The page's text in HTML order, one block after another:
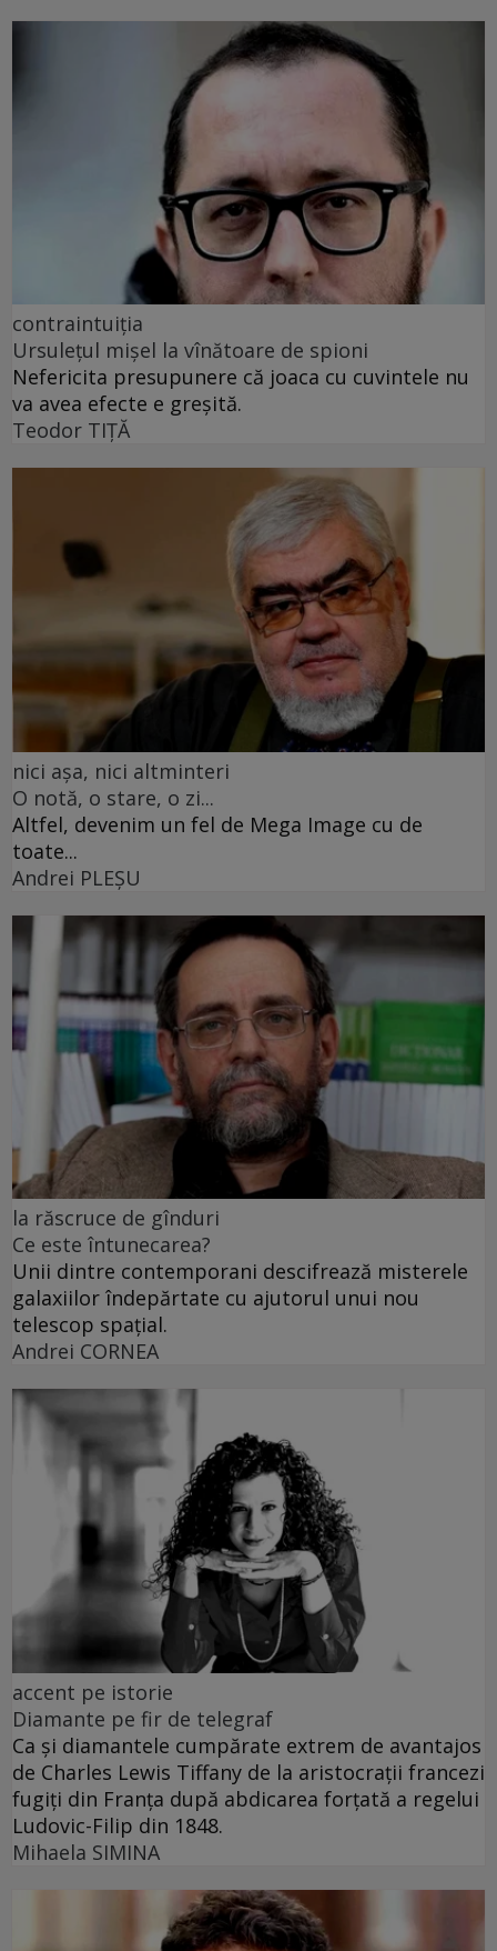
contraintuiția
Ursulețul mișel la vînătoare de spioni
Nefericita presupunere că joaca cu cuvintele nu
va avea efecte e greșită.
Teodor TIŢĂ
nici așa, nici altminteri
O notă, o stare, o zi...
Altfel, devenim un fel de Mega Image cu de
toate...
Andrei PLEŞU
la răscruce de gînduri
Ce este întunecarea?
Unii dintre contemporani descifrează misterele
galaxiilor îndepărtate cu ajutorul unui nou
telescop spațial.
Andrei CORNEA
accent pe istorie
Diamante pe fir de telegraf
Ca și diamantele cumpărate extrem de avantajos
de Charles Lewis Tiffany de la aristocrații francezi
fugiți din Franța după abdicarea forțată a regelui
Ludovic-Filip din 1848.
Mihaela SIMINA